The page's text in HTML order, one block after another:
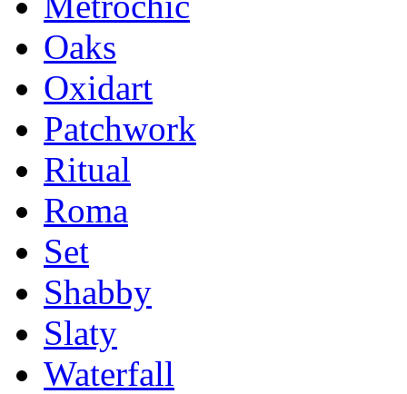
Oaks
Oxidart
Patchwork
Ritual
Roma
Set
Shabby
Slaty
Waterfall